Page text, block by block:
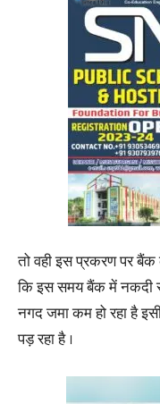
तो वही इस प्रकरण पर
कि इस समय बैंक में नकदी
नगद जमा कम हो रहा है
पड़ रहा है ।